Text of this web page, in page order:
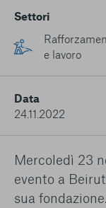
condizionare
funzionamento.
selezione relativa
equivarrà a
possibile
Cookie
Cookie di analisi
Cookies di
Settori
e lavoro
Data
24.11.2022
Mercoledì 23
evento a
sua